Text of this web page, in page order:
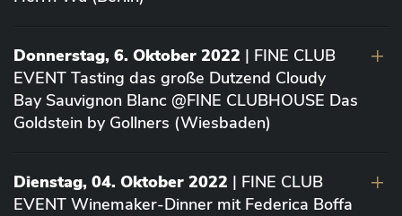
Donnerstag, 6. Oktober 2022 | FINE CLUB
EVENT Tasting das große Dutzend Cloudy
Bay Sauvignon Blanc @FINE CLUBHOUSE Das
Goldstein by Gollners (Wiesbaden)
Dienstag, 04. Oktober 2022 | FINE CLUB
EVENT Winemaker-Dinner mit Federica Boffa